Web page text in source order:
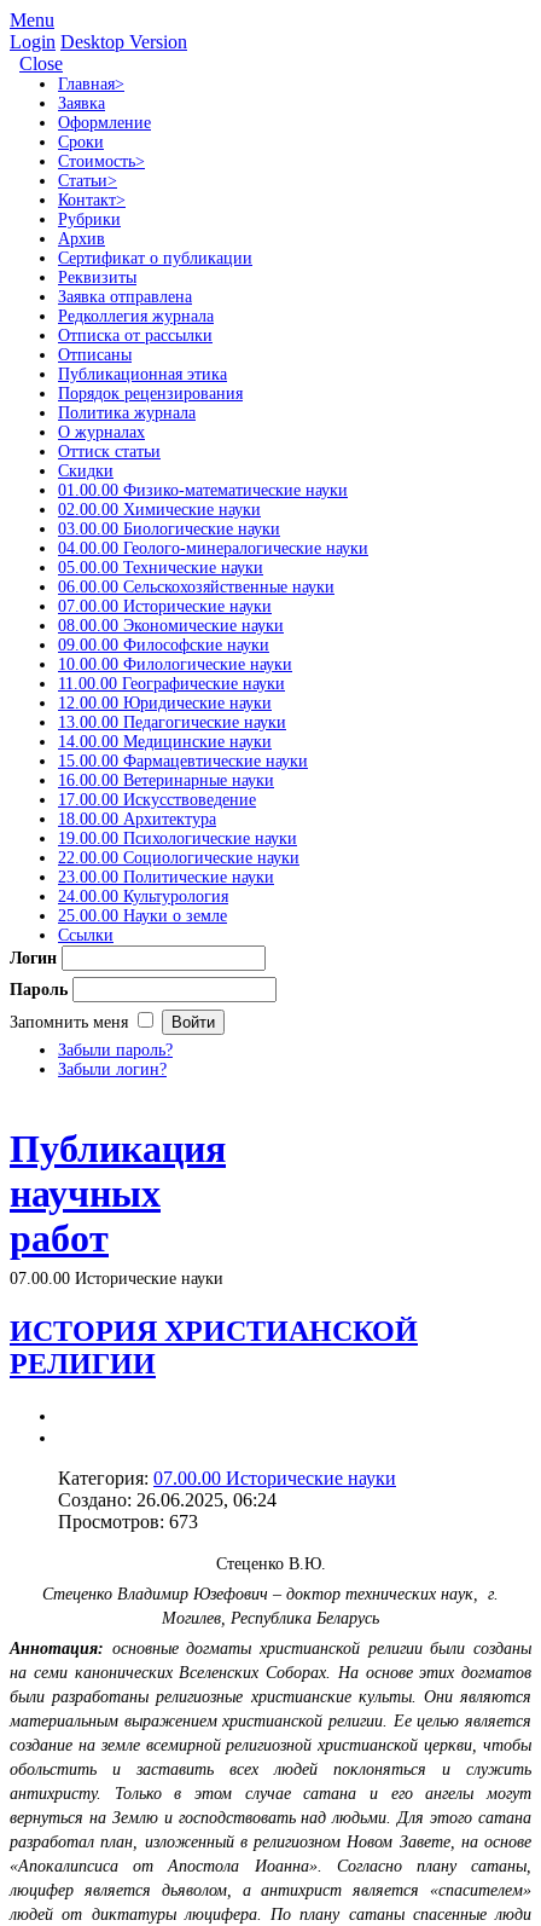
Menu
Login Desktop Version
Close
Главная>
Заявка
Оформление
Сроки
Стоимость>
Статьи>
Контакт>
Рубрики
Архив
Сертификат о публикации
Реквизиты
Заявка отправлена
Редколлегия журнала
Отписка от рассылки
Отписаны
Публикационная этика
Порядок рецензирования
Политика журнала
О журналах
Оттиск статьи
Скидки
01.00.00 Физико-математические науки
02.00.00 Химические науки
03.00.00 Биологические науки
04.00.00 Геолого-минералогические науки
05.00.00 Технические науки
06.00.00 Сельскохозяйственные науки
07.00.00 Исторические науки
08.00.00 Экономические науки
09.00.00 Философские науки
10.00.00 Филологические науки
11.00.00 Географические науки
12.00.00 Юридические науки
13.00.00 Педагогические науки
14.00.00 Медицинские науки
15.00.00 Фармацевтические науки
16.00.00 Ветеринарные науки
17.00.00 Искусствоведение
18.00.00 Архитектура
19.00.00 Психологические науки
22.00.00 Социологические науки
23.00.00 Политические науки
24.00.00 Культурология
25.00.00 Науки о земле
Ссылки
Логин
Пароль
Запомнить меня
Забыли пароль?
Забыли логин?
Публикация
научных
работ
07.00.00 Исторические науки
ИСТОРИЯ ХРИСТИАНСКОЙ
РЕЛИГИИ
Категория: 07.00.00 Исторические науки
Создано: 26.06.2025, 06:24
Просмотров: 673
Стеценко В.Ю.
Стеценко Владимир Юзефович – доктор технических наук, г.
Могилев, Республика Беларусь
Аннотация: основные догматы христианской религии были созданы
на семи канонических Вселенских Соборах. На основе этих догматов
были разработаны религиозные христианские культы. Они являются
материальным выражением христианской религии. Ее целью является
создание на земле всемирной религиозной христианской церкви, чтобы
обольстить и заставить всех людей поклоняться и служить
антихристу. Только в этом случае сатана и его ангелы могут
вернуться на Землю и господствовать над людьми. Для этого сатана
разработал план, изложенный в религиозном Новом Завете, на основе
«Апокалипсиса от Апостола Иоанна». Согласно плану сатаны,
люцифер является дьяволом, а антихрист является «спасителем»
людей от диктатуры люцифера. По плану сатаны спасенные люди